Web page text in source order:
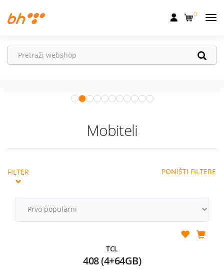
Fiksna
Akcije
Podrška
0
Ne propusti
od 04.08.–31.08. očekuju te
super pokloni!
Mobiteli
FILTER PONIŠTI FILTERE
TCL
408 (4+64GB)